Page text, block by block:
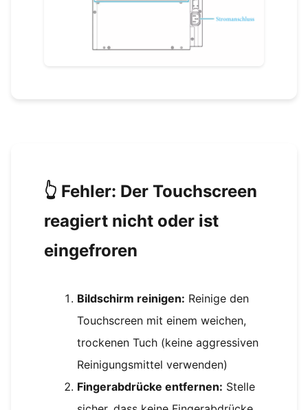
👆 Fehler: Der Touchscreen
reagiert nicht oder ist
eingefroren
Bildschirm reinigen: Reinige den
Touchscreen mit einem weichen,
trockenen Tuch (keine aggressiven
Reinigungsmittel verwenden)
Fingerabdrücke entfernen: Stelle